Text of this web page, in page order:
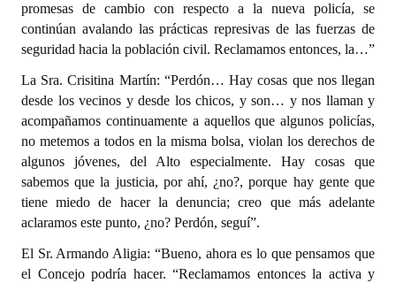
promesas de cambio con respecto a la nueva policía, se
continúan avalando las prácticas represivas de las fuerzas de
seguridad hacia la población civil. Reclamamos entonces, la…”
La Sra. Crisitina Martín: “Perdón… Hay cosas que nos llegan
desde los vecinos y desde los chicos, y son… y nos llaman y
acompañamos continuamente a aquellos que algunos policías,
no metemos a todos en la misma bolsa, violan los derechos de
algunos jóvenes, del Alto especialmente. Hay cosas que
sabemos que la justicia, por ahí, ¿no?, porque hay gente que
tiene miedo de hacer la denuncia; creo que más adelante
aclaramos este punto, ¿no? Perdón, seguí”.
El Sr. Armando Aligia: “Bueno, ahora es lo que pensamos que
el Concejo podría hacer. “Reclamamos entonces la activa y